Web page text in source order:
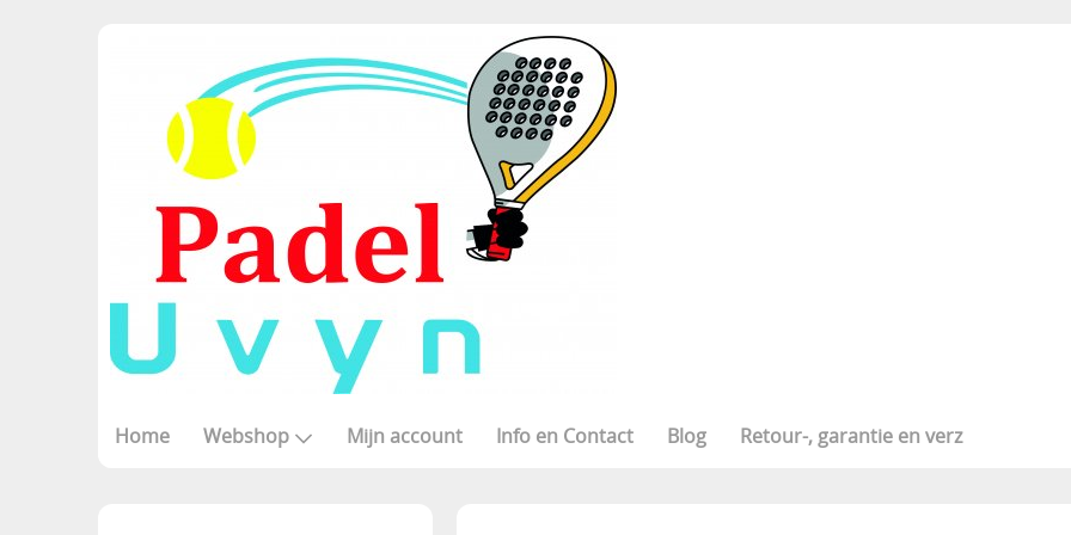
Home Webshop Mijn account Info en Contact Blog Retour-, garantie en verz